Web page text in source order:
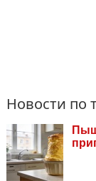
Новости по